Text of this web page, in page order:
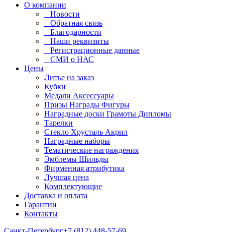
О компании
Новости
Обратная связь
Благодарности
Наши реквизиты
Регистрационные данные
СМИ о НАС
Цены
Литье на заказ
Кубки
Медали Аксессуары
Призы Награды Фигуры
Наградные доски Грамоты Дипломы
Тарелки
Стекло Хрусталь Акрил
Наградные наборы
Тематические награждения
Эмблемы Шильды
Фирменная атрибутика
Лучшая цена
Комплектующие
Доставка и оплата
Гарантии
Контакты